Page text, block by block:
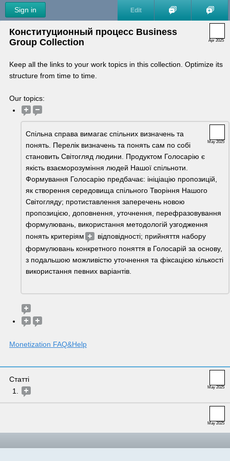
Sign in Edit
Apr 2025
Конституционный процесс Business
Group Collection
Keep all the links to your work topics in this collection. Optimize its
structure from time to time.
Our topics:
May 2025
Спільна справа вимагає спільних визначень та
понять. Перелік визначень та понять сам по собі
становить Світогляд людини. Продуктом Голосарію є
якість взаєморозуміння людей Нашої спільноти.
Формування Голосарію предбачає: ініціацію пропозицій,
як створення середовища спільного Творіння Нашого
Світогляду; протиставлення заперечень новою
пропозицією, доповнення, уточнення, перефразовування
формулювань, використання методологій узгодження
понять критеріям
відповідності; прийняття набору
формулювань конкретного поняття в Голосарій за основу,
з подальшою можливістю уточнення та фіксацією кількості
використання певних варіантів.
Monetization FAQ&Help
May 2025
Статті
May 2025